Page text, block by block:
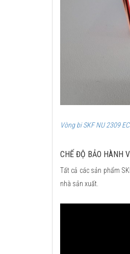
Vòng bi SKF NU 2309
CHẾ ĐỘ BẢO HÀNH
Tất cả các sản phẩm
nhà sản xuất.